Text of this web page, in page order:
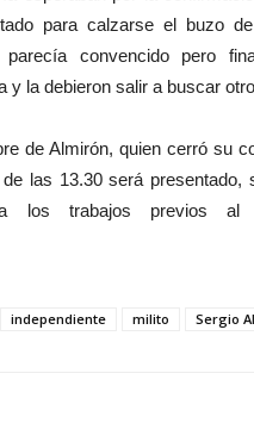
para calzarse el buzo
parecía convencido pero
y la debieron salir a buscar
de Almirón, quien cerró su
las 13.30 será presentado,
a los trabajos previos
independiente milito Sergio